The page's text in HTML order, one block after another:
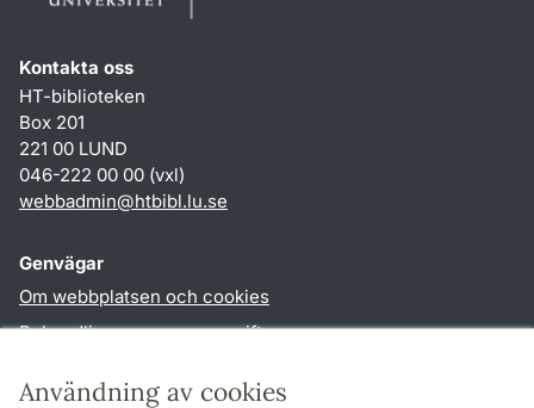
Användning av cookies
Kontakta oss
HT-biblioteken
Box 201
221 00 LUND
046-222 00 00 (vxl)
webbadmin@htbibl.lu.se
Genvägar
Om webbplatsen och cookies
Behandling av personuppgifter
TYPO3-login